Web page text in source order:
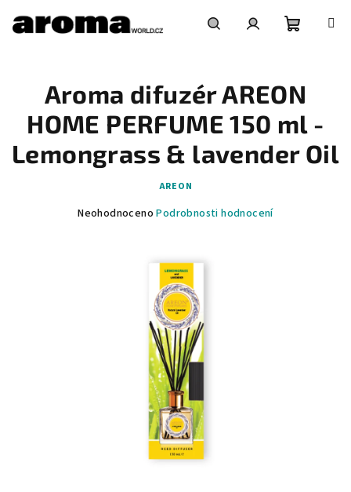
obsah
košík
Aroma difuzér AREON
HOME PERFUME 150 ml -
Lemongrass & lavender Oil
AREON
Průměrné
Neohodnoceno Podrobnosti hodnocení